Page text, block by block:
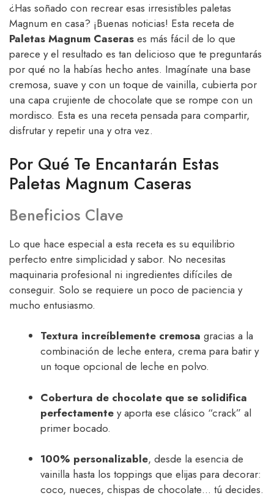
¿Has soñado con recrear esas irresistibles paletas
Magnum en casa? ¡Buenas noticias! Esta receta de
Paletas Magnum Caseras es más fácil de lo que
parece y el resultado es tan delicioso que te preguntarás
por qué no la habías hecho antes. Imagínate una base
cremosa, suave y con un toque de vainilla, cubierta por
una capa crujiente de chocolate que se rompe con un
mordisco. Esta es una receta pensada para compartir,
disfrutar y repetir una y otra vez.
Por Qué Te Encantarán Estas
Paletas Magnum Caseras
Beneficios Clave
Lo que hace especial a esta receta es su equilibrio
perfecto entre simplicidad y sabor. No necesitas
maquinaria profesional ni ingredientes difíciles de
conseguir. Solo se requiere un poco de paciencia y
mucho entusiasmo.
Textura increíblemente cremosa gracias a la
combinación de leche entera, crema para batir y
un toque opcional de leche en polvo.
Cobertura de chocolate que se solidifica
perfectamente y aporta ese clásico “crack” al
primer bocado.
100% personalizable, desde la esencia de
vainilla hasta los toppings que elijas para decorar:
coco, nueces, chispas de chocolate… tú decides.